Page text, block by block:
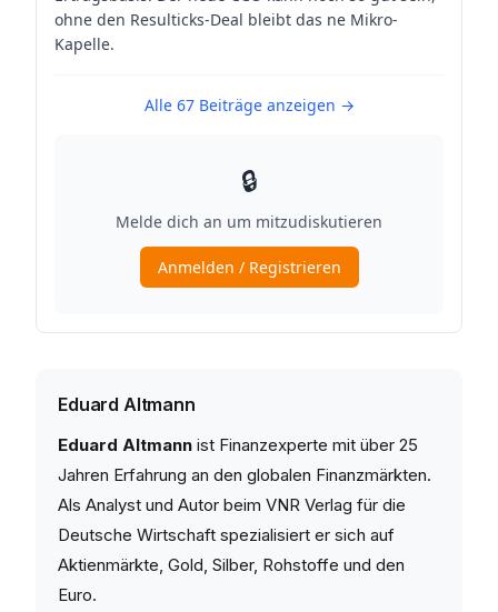
Eduard Altmann
Eduard Altmann ist Finanzexperte mit über 25
Jahren Erfahrung an den globalen Finanzmärkten.
Als Analyst und Autor beim VNR Verlag für die
Deutsche Wirtschaft spezialisiert er sich auf
Aktienmärkte, Gold, Silber, Rohstoffe und den
Euro.